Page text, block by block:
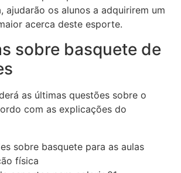
ajudarão os alunos a adquirirem um
acerca deste esporte.
sobre basquete de
as últimas questões sobre o
com as explicações do